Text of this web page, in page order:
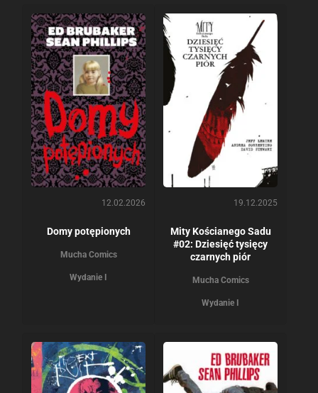
12.02.2026
Domy potępionych
Mucha Comics
Wydanie I
19.12.2025
Mity Kościanego Sadu
#02: Dziesięć tysięcy
czarnych piór
Mucha Comics
Wydanie I